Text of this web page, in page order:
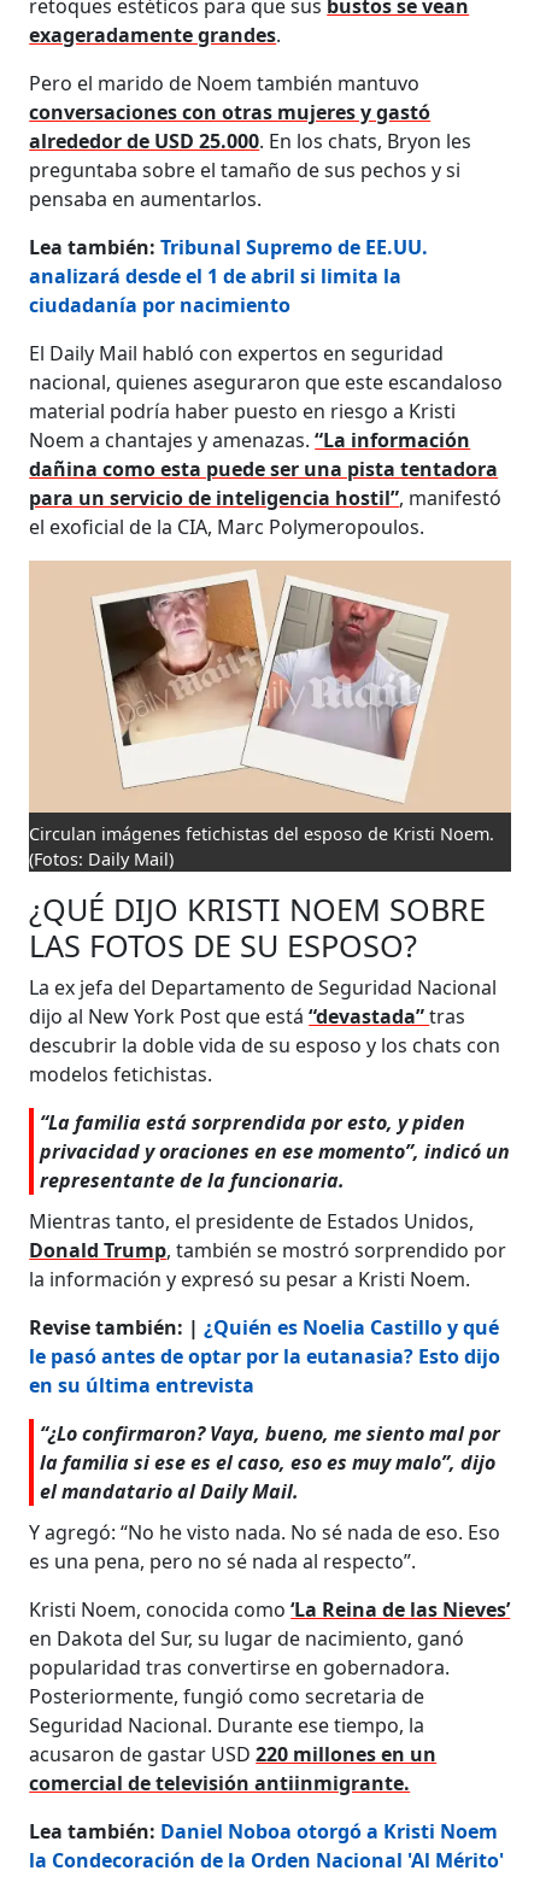
retoques estéticos para que sus bustos se vean
exageradamente grandes.
Pero el marido de Noem también mantuvo
conversaciones con otras mujeres y gastó
alrededor de USD 25.000. En los chats, Bryon les
preguntaba sobre el tamaño de sus pechos y si
pensaba en aumentarlos.
Lea también:Tribunal Supremo de EE.UU.
analizará desde el 1 de abril si limita la
ciudadanía por nacimiento
El Daily Mail habló con expertos en seguridad
nacional, quienes aseguraron que este escandaloso
material podría haber puesto en riesgo a Kristi
Noem a chantajes y amenazas.“La información
dañina como esta puede ser una pista tentadora
para un servicio de inteligencia hostil”, manifestó
el exoficial de la CIA, Marc Polymeropoulos.
Circulan imágenes fetichistas del esposo de Kristi Noem.
(Fotos: Daily Mail)
¿QUÉ DIJO KRISTI NOEM SOBRE
LAS FOTOS DE SU ESPOSO?
La ex jefa del Departamento de Seguridad Nacional
dijo al New York Post que está“devastada”tras
descubrir la doble vida de su esposo y los chats con
modelos fetichistas.
“La familia está sorprendida por esto, y piden
privacidad y oraciones en ese momento”, indicó un
representante de la funcionaria.
Mientras tanto, el presidente de Estados Unidos,
Donald Trump, también se mostró sorprendido por
la información y expresó su pesar a Kristi Noem.
Revise también: |¿Quién es Noelia Castillo y qué
le pasó antes de optar por la eutanasia? Esto dijo
en su última entrevista
“¿Lo confirmaron? Vaya, bueno, me siento mal por
la familia si ese es el caso, eso es muy malo”, dijo
el mandatario al Daily Mail.
Y agregó: “No he visto nada. No sé nada de eso. Eso
es una pena, pero no sé nada al respecto”.
Kristi Noem, conocida como‘La Reina de las Nieves’
en Dakota del Sur, su lugar de nacimiento, ganó
popularidad tras convertirse en gobernadora.
Posteriormente, fungió como secretaria de
Seguridad Nacional. Durante ese tiempo, la
acusaron de gastar USD220 millones en un
comercial de televisión antiinmigrante.
Lea también: Daniel Noboa otorgó a Kristi Noem
la Condecoración de la Orden Nacional 'Al Mérito'